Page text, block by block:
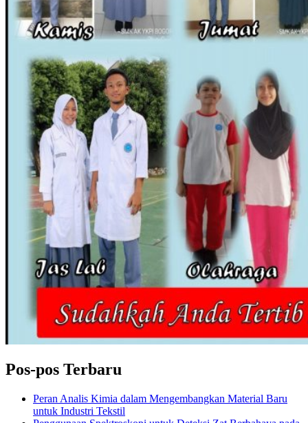
Pos-pos Terbaru
Peran Analis Kimia dalam Mengembangkan Material Baru
untuk Industri Tekstil